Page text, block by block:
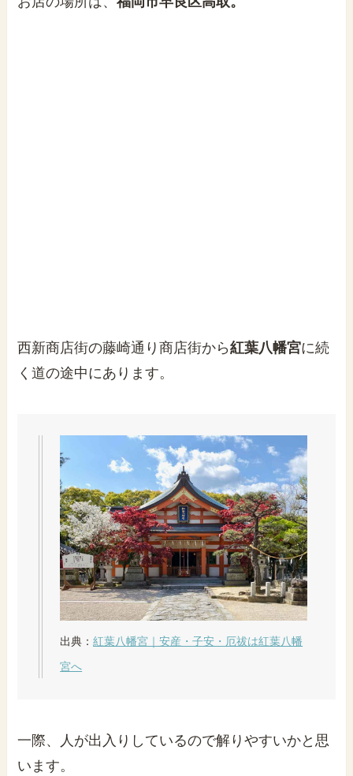
西新商店街の藤崎通り商店街から紅葉八幡宮に続
く道の途中にあります。
出典：紅葉八幡宮｜安産・子安・厄祓は紅葉八幡
宮へ
一際、人が出入りしているので解りやすいかと思
います。